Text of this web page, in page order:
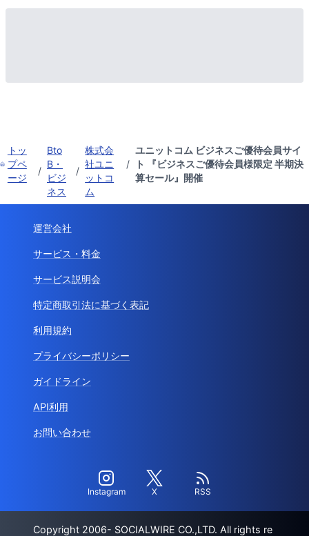
トッ
プペ
ージ
/
Bto
B・
ビジ
ネス
/
株式会
社ユニ
ットコ
ム
/
ユニットコム ビジネスご優待会員サイ
ト 『ビジネスご優待会員様限定 半期決
算セール』開催
運営会社
サービス・料金
サービス説明会
特定商取引法に基づく表記
利用規約
プライバシーポリシー
ガイドライン
API利用
お問い合わせ
Instagram X RSS
Copyright 2006- SOCIALWIRE CO.,LTD. All rights re